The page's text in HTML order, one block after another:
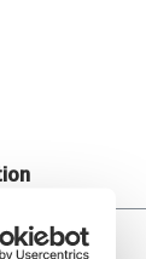
/918kcal